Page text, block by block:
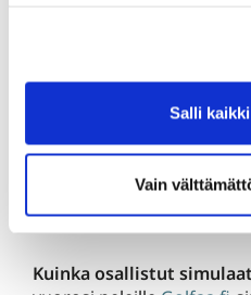
Salli
Vain
Creek Tahoe)
osakilpailu: 15.3-
Grande Finale
myöhemmin)
Kuinka osallistut